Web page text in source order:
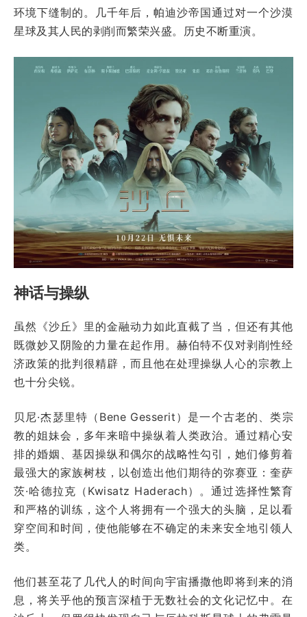
环境下缝制的。几千年后，帕迪沙帝国通过对一个沙漠
星球及其人民的剥削而繁荣兴盛。历史不断重演。
神话与操纵
虽然《沙丘》里的金融动力如此直截了当，但还有其他
既微妙又阴险的力量在起作用。赫伯特不仅对剥削性经
济政策的批判很精辟，而且他在处理操纵人心的宗教上
也十分尖锐。
贝尼·杰瑟里特（Bene Gesserit）是一个古老的、类宗
教的姐妹会，多年来暗中操纵着人类政治。通过精心安
排的婚姻、基因操纵和偶尔的战略性勾引，她们修剪着
最强大的家族树枝，以创造出他们期待的弥赛亚：奎萨
茨·哈德拉克（Kwisatz Haderach）。通过选择性繁育
和严格的训练，这个人将拥有一个强大的头脑，足以看
穿空间和时间，使他能够在不确定的未来安全地引领人
类。
他们甚至花了几代人的时间向宇宙播撒他即将到来的消
息，将关乎他的预言深植于无数社会的文化记忆中。在